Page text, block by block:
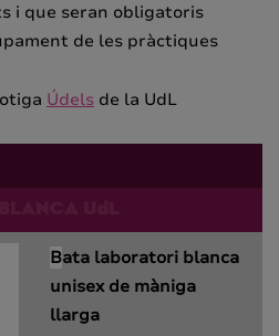
i que seran obligatoris
de les pràctiques
Údels de la UdL
Bata laboratori blanca
unisex de màniga
llarga